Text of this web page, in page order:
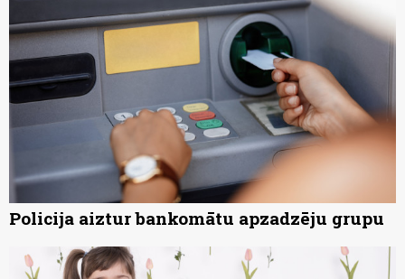
Policija aiztur bankomātu apzadzēju grupu